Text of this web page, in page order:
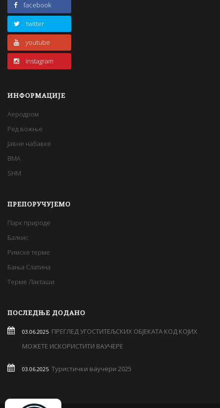
facebook
twitter
youtube
instagram
ИНФОРМАЦИЈЕ
Аеродром
Ред вожње
Јавне набавке
BMA
SHM
ПРЕПОРУЧУЈЕМО
Парк природе
Балкис
Римске терме
Бања Слатина
Терме Лакташи
ПОСЛЕДЊЕ ДОДАНО
03.06.2025 ПРЕГЛЕД УГОСТИТЕЉСКИХ ОБЈЕКАТА КОД КОЈИХ
МОЖЕТЕ ИСКОРИСТИТИ ВАУЧЕРЕ
03.06.2025 Туристички ваучери 2025